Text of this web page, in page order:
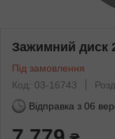
Зажимний диск
Під замовлення
Код: 03-16743
Відправка з 06